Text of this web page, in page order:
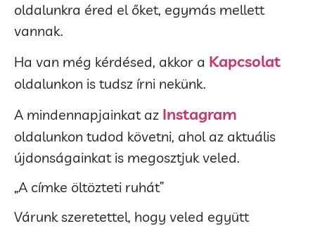
oldalunkra éred el őket, egymás mellett
vannak.
Ha van még kérdésed, akkor a Kapcsolat
oldalunkon is tudsz írni nekünk.
A mindennapjainkat az Instagram
oldalunkon tudod követni, ahol az aktuális
újdonságainkat is megosztjuk veled.
„A címke öltözteti ruhát”
Várunk szeretettel, hogy veled együtt